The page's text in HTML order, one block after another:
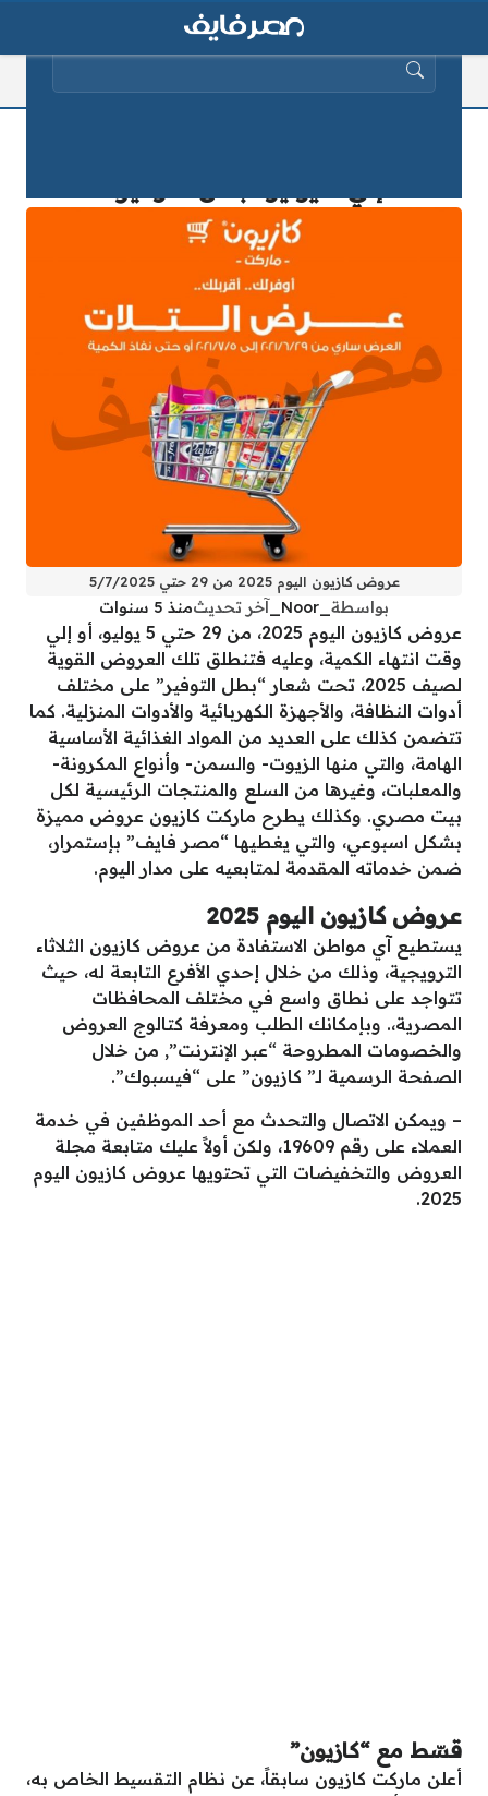
عروض كازيون اليوم 2025 من 29 حتي 5/7/2025
بواسطة آخر تحديثمنذ 5 سنوات
عروض كازيون اليوم 2025، من 29 حتي 5 يوليو، أو إلي
وقت انتهاء الكمية، وعليه فتنطلق تلك العروض القوية
لصيف 2025، تحت شعار “بطل التوفير” على مختلف
أدوات النظافة، والأجهزة الكهربائية والأدوات المنزلية. كما
تتضمن كذلك على العديد من المواد الغذائية الأساسية
الهامة، والتي منها الزيوت- والسمن- وأنواع المكرونة-
والمعلبات، وغيرها من السلع والمنتجات الرئيسية لكل
بيت مصري. وكذلك يطرح ماركت كازيون عروض مميزة
بشكل اسبوعي، والتي يغطيها “مصر فايف” بإستمرار،
ضمن خدماته المقدمة لمتابعيه على مدار اليوم.
عروض كازيون اليوم 2025
يستطيع آي مواطن الاستفادة من عروض كازيون الثلاثاء
الترويجية، وذلك من خلال إحدي الأفرع التابعة له، حيث
تتواجد على نطاق واسع في مختلف المحافظات
المصرية،. وبإمكانك الطلب ومعرفة كتالوج العروض
والخصومات المطروحة “عبر الإنترنت”, من خلال
الصفحة الرسمية لـ” كازيون” على “فيسبوك”.
– ويمكن الاتصال والتحدث مع أحد الموظفين في خدمة
العملاء على رقم 19609، ولكن أولاً عليك متابعة مجلة
العروض والتخفيضات التي تحتويها عروض كازيون اليوم
2025.
قسّط مع “كازيون”
أعلن ماركت كازيون سابقاً، عن نظام التقسيط الخاص به،
البحث عن: